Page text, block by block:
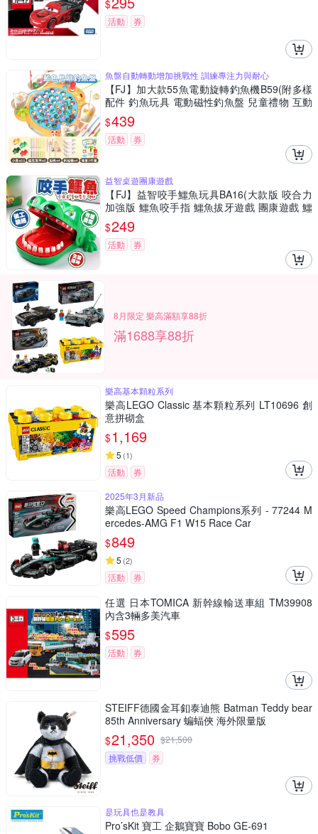
$
活動 券
魚盤自動轉動增加挑戰性 訓練專注力與耐心
【FJ】加大款55魚電動旋轉釣魚機B59(附多樣
配件 釣魚玩具 電動磁性釣魚盤 兒童禮物 互動
玩具 釣魚)
$439
活動 券
益智桌遊團康遊戲
【FJ】益智咬手鱷魚玩具BA16(大款版 咬合力
加強版 鱷魚咬手指 鱷魚拔牙遊戲 團康遊戲 鱷
魚益智桌遊 桌遊)
$249
活動 券
8月限定 樂高滿額享88折
滿1688享88折
樂高基本顆粒系列
樂高LEGO Classic 基本顆粒系列 LT10696 創
意拼砌盒
$1,169
5 (1)
活動
券
2025年3月新品
樂高LEGO Speed Champions系列 - 77244 M
ercedes-AMG F1 W15 Race Car
$849
5 (2)
活動 券
任選 日本TOMICA 新幹線輸送車組 TM39908
內含3輛多美汽車
$595
活動 券
STEIFF德國金耳釦泰迪熊 Batman Teddy bear
85th Anniversary 蝙蝠俠 海外限量版
$21,350 $21,500
挑戰低價
券
是玩具也是教具
Pro’sKit 寶工 企鵝寶寶 Bobo GE-691